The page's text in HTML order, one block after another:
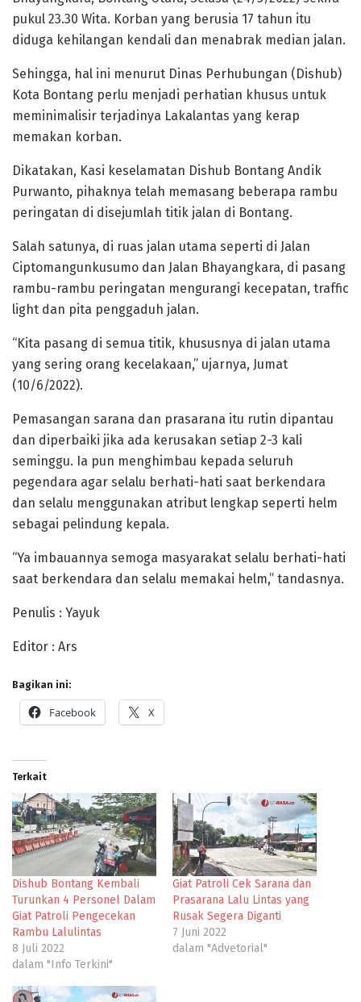
pukul 23.30 Wita. Korban yang berusia 17 tahun itu
diduga kehilangan kendali dan menabrak median jalan.
Sehingga, hal ini menurut Dinas Perhubungan (Dishub)
Kota Bontang perlu menjadi perhatian khusus untuk
meminimalisir terjadinya Lakalantas yang kerap
memakan korban.
Dikatakan, Kasi keselamatan Dishub Bontang Andik
Purwanto, pihaknya telah memasang beberapa rambu
peringatan di disejumlah titik jalan di Bontang.
Salah satunya, di ruas jalan utama seperti di Jalan
Ciptomangunkusumo dan Jalan Bhayangkara, di pasang
rambu-rambu peringatan mengurangi kecepatan, traffic
light dan pita penggaduh jalan.
“Kita pasang di semua titik, khususnya di jalan utama
yang sering orang kecelakaan,” ujarnya, Jumat
(10/6/2022).
Pemasangan sarana dan prasarana itu rutin dipantau
dan diperbaiki jika ada kerusakan setiap 2-3 kali
seminggu. Ia pun menghimbau kepada seluruh
pegendara agar selalu berhati-hati saat berkendara
dan selalu menggunakan atribut lengkap seperti helm
sebagai pelindung kepala.
“Ya imbauannya semoga masyarakat selalu berhati-hati
saat berkendara dan selalu memakai helm,” tandasnya.
Penulis : Yayuk
Editor : Ars
Bagikan ini:
Facebook X
Terkait
Dishub Bontang Kembali
Turunkan 4 Personel Dalam
Giat Patroli Pengecekan
Rambu Lalulintas
8 Juli 2022
dalam "Info Terkini"
Giat Patroli Cek Sarana dan
Prasarana Lalu Lintas yang
Rusak Segera Diganti
7 Juni 2022
dalam "Advetorial"